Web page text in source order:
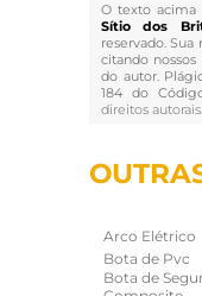
O texto acima
Sítio dos
reservado.
citando
do autor.
184 do
direitos autorais.
Arco Elétrico
Bota de Pvc
Bota de